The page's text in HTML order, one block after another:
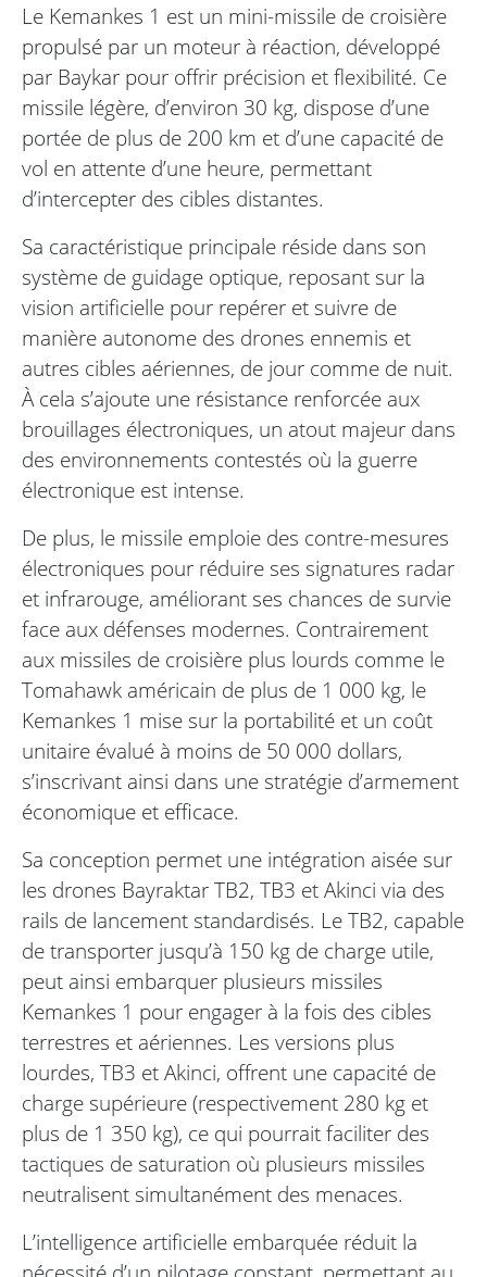
Le Kemankes 1 est un mini-missile de croisière
propulsé par un moteur à réaction, développé
par Baykar pour offrir précision et flexibilité. Ce
missile légère, d’environ 30 kg, dispose d’une
portée de plus de 200 km et d’une capacité de
vol en attente d’une heure, permettant
d’intercepter des cibles distantes.
Sa caractéristique principale réside dans son
système de guidage optique, reposant sur la
vision artificielle pour repérer et suivre de
manière autonome des drones ennemis et
autres cibles aériennes, de jour comme de nuit.
À cela s’ajoute une résistance renforcée aux
brouillages électroniques, un atout majeur dans
des environnements contestés où la guerre
électronique est intense.
De plus, le missile emploie des contre-mesures
électroniques pour réduire ses signatures radar
et infrarouge, améliorant ses chances de survie
face aux défenses modernes. Contrairement
aux missiles de croisière plus lourds comme le
Tomahawk américain de plus de 1 000 kg, le
Kemankes 1 mise sur la portabilité et un coût
unitaire évalué à moins de 50 000 dollars,
s’inscrivant ainsi dans une stratégie d’armement
économique et efficace.
Sa conception permet une intégration aisée sur
les drones Bayraktar TB2, TB3 et Akinci via des
rails de lancement standardisés. Le TB2, capable
de transporter jusqu’à 150 kg de charge utile,
peut ainsi embarquer plusieurs missiles
Kemankes 1 pour engager à la fois des cibles
terrestres et aériennes. Les versions plus
lourdes, TB3 et Akinci, offrent une capacité de
charge supérieure (respectivement 280 kg et
plus de 1 350 kg), ce qui pourrait faciliter des
tactiques de saturation où plusieurs missiles
neutralisent simultanément des menaces.
L’intelligence artificielle embarquée réduit la